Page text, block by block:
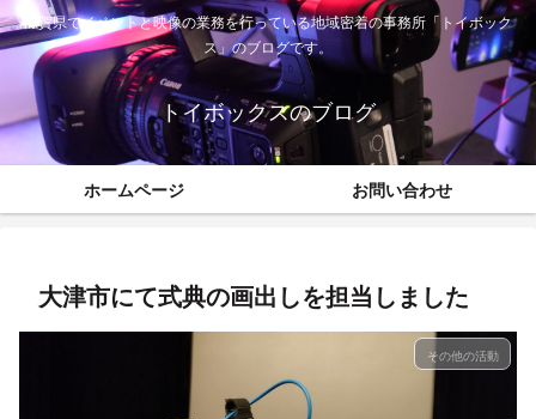
滋賀県でイベントと映像の業務を行っている地域密着の事務所「トイボック
ス」のブログです。
トイボックスのブログ
ホームページ お問い合わせ
大津市にて式典の画出しを担当しました
その他の活動